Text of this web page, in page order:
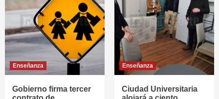
Enseñanza
Gobierno firma tercer
Enseñanza
Ciudad Universitaria